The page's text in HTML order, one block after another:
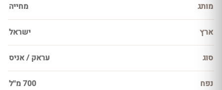
מותג מחייה
ארץ ישראל
סוג עראק / אניס
נפח 700 מ''ל